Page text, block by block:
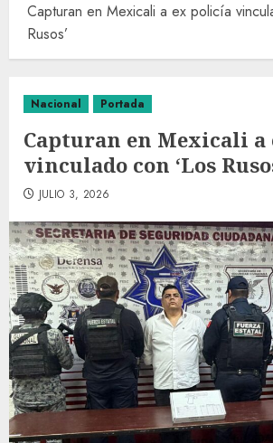
Capturan en Mexicali a ex policía
Rusos’
Nacional Portada
Capturan en Mexicali
vinculado con ‘Los
JULIO 3, 2026